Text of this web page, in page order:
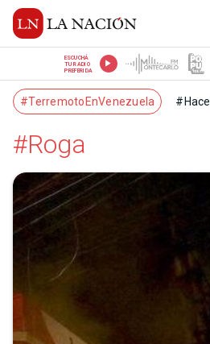
ESCUCHÁ
TU RADIO
PREFERIDA
#TerremotoEnVenezuela
#Roga